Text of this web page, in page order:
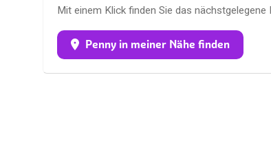
Mit einem Klick finden Sie das nächstgelegene
Penny in meiner Nähe finden